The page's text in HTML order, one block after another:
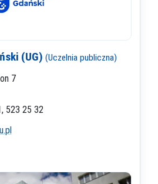
(UG) (Uczelnia publiczna)
7
523 25 32